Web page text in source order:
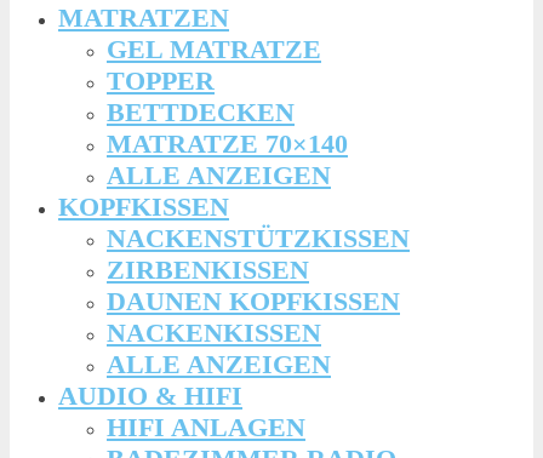
MATRATZEN
GEL MATRATZE
TOPPER
BETTDECKEN
MATRATZE 70×140
ALLE ANZEIGEN
KOPFKISSEN
NACKENSTÜTZKISSEN
ZIRBENKISSEN
DAUNEN KOPFKISSEN
NACKENKISSEN
ALLE ANZEIGEN
AUDIO & HIFI
HIFI ANLAGEN